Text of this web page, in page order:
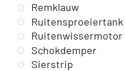
Remklauw
Ruitensproeiertank
Ruitenwissermotor
Schokdemper
Sierstrip